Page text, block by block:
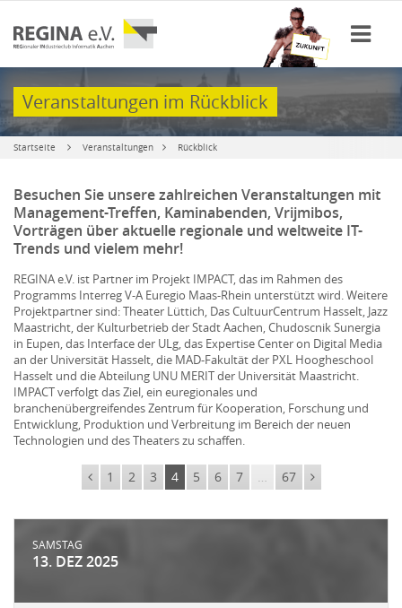
Veranstaltungen im Rückblick
Startseite Veranstaltungen Rückblick
Besuchen Sie unsere zahlreichen Veranstaltungen mit
Management-Treffen, Kaminabenden, Vrijmibos,
Vorträgen über aktuelle regionale und weltweite IT-
Trends und vielem mehr!
REGINA e.V. ist Partner im Projekt IMPACT, das im Rahmen des
Programms Interreg V-A Euregio Maas-Rhein unterstützt wird. Weitere
Projektpartner sind: Theater Lüttich, Das CultuurCentrum Hasselt, Jazz
Maastricht, der Kulturbetrieb der Stadt Aachen, Chudoscnik Sunergia
in Eupen, das Interface der ULg, das Expertise Center on Digital Media
an der Universität Hasselt, die MAD-Fakultät der PXL Hoogheschool
Hasselt und die Abteilung UNU MERIT der Universität Maastricht.
IMPACT verfolgt das Ziel, ein euregionales und
branchenübergreifendes Zentrum für Kooperation, Forschung und
Entwicklung, Produktion und Verbreitung im Bereich der neuen
Technologien und des Theaters zu schaffen.
SAMSTAG
13. DEZ 2025
1 2 3 4 5 6 7 … 67